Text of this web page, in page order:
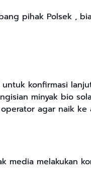
pihak Polsek ,
konfirmasi
minyak bio
agar naik ke
media melakukan